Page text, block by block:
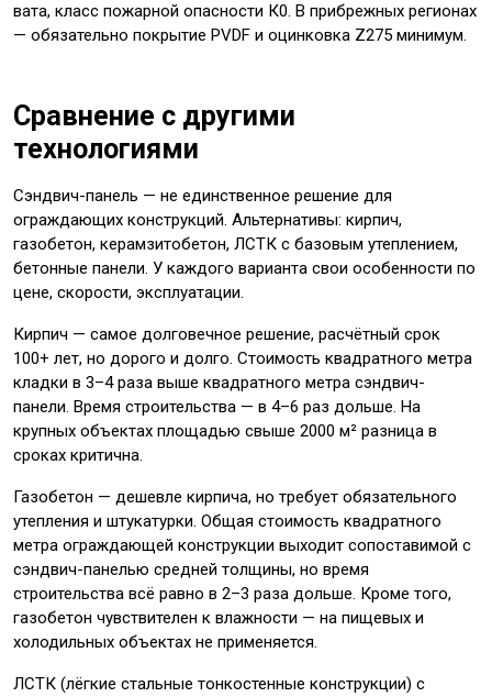
вата, класс пожарной опасности К0. В прибрежных регионах
— обязательно покрытие PVDF и оцинковка Z275 минимум.
Сравнение с другими
технологиями
Сэндвич-панель — не единственное решение для
ограждающих конструкций. Альтернативы: кирпич,
газобетон, керамзитобетон, ЛСТК с базовым утеплением,
бетонные панели. У каждого варианта свои особенности по
цене, скорости, эксплуатации.
Кирпич — самое долговечное решение, расчётный срок
100+ лет, но дорого и долго. Стоимость квадратного метра
кладки в 3–4 раза выше квадратного метра сэндвич-
панели. Время строительства — в 4–6 раз дольше. На
крупных объектах площадью свыше 2000 м² разница в
сроках критична.
Газобетон — дешевле кирпича, но требует обязательного
утепления и штукатурки. Общая стоимость квадратного
метра ограждающей конструкции выходит сопоставимой с
сэндвич-панелью средней толщины, но время
строительства всё равно в 2–3 раза дольше. Кроме того,
газобетон чувствителен к влажности — на пищевых и
холодильных объектах не применяется.
ЛСТК (лёгкие стальные тонкостенные конструкции) с